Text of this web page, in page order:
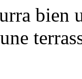
bien